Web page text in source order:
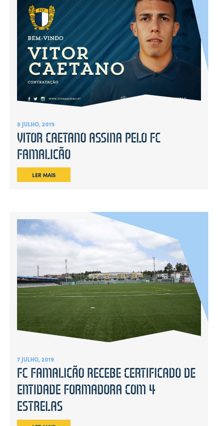
8 JULHO, 2019
VITOR CAETANO ASSINA PELO FC
FAMALICÃO
LER MAIS
7 JULHO, 2019
FC FAMALICÃO RECEBE CERTIFICADO DE
ENTIDADE FORMADORA COM 4
ESTRELAS